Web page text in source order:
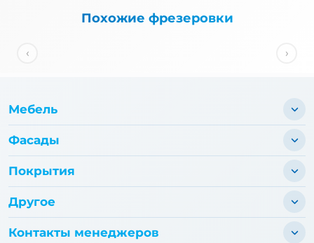
Похожие фрезеровки
‹ ›
Мебель
Фасады
Покрытия
Другое
Контакты менеджеров